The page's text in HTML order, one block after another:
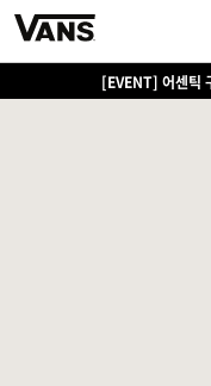
[EVENT] 어센틱